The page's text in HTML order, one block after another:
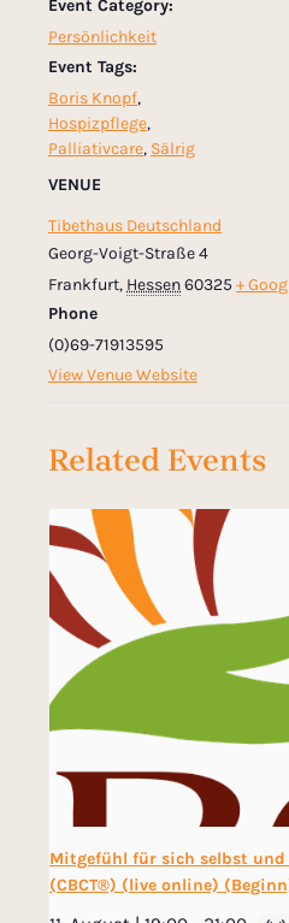
Event Category:
Persönlichkeit
Event Tags:
Boris Knopf,
Hospizpflege,
Palliativcare, Sälrig
VENUE
Tibethaus Deutschland
Georg-Voigt-Straße 4
Frankfurt, Hessen60325 +
Phone
(0)69-71913595
View Venue Website
Related Events
Mitgefühl für sich selbst
(CBCT®) (live online)